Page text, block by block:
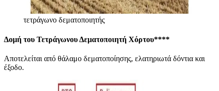
τετράγωνο δεματοποιητής
Δομή του Τετράγωνου Δεματοποιητή Χόρτου****
Αποτελείται από θάλαμο δεματοποίησης, ελατηριωτά δόντια και
έξοδο.